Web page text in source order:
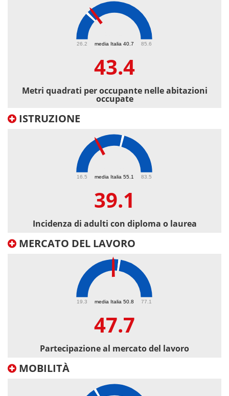
media Italia 40.7
26.2 85.6
43.4
Metri quadrati per occupante nelle abitazioni
occupate
ISTRUZIONE
media Italia 55.1
16.5 83.5
39.1
Incidenza di adulti con diploma o laurea
MERCATO DEL LAVORO
media Italia 50.8
19.3 77.1
47.7
Partecipazione al mercato del lavoro
MOBILITÀ